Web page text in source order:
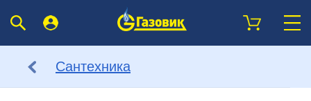
Сантехника